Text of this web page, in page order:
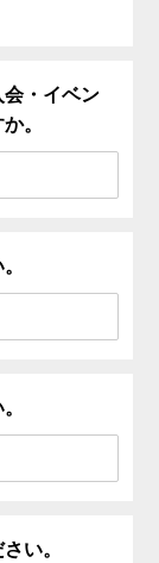
会・イベン
。
い。